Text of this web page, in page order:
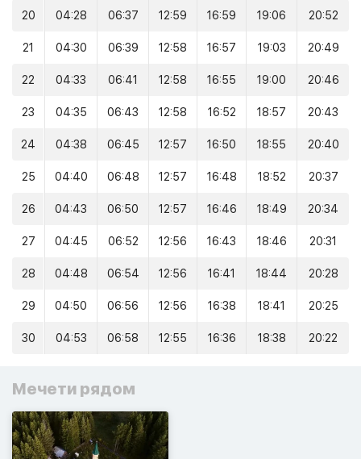
20 04:28 06:37 12:59 16:59 19:06 20:52
21 04:30 06:39 12:58 16:57 19:03 20:49
22 04:33 06:41 12:58 16:55 19:00 20:46
23 04:35 06:43 12:58 16:52 18:57 20:43
24 04:38 06:45 12:57 16:50 18:55 20:40
25 04:40 06:48 12:57 16:48 18:52 20:37
26 04:43 06:50 12:57 16:46 18:49 20:34
27 04:45 06:52 12:56 16:43 18:46 20:31
28 04:48 06:54 12:56 16:41 18:44 20:28
29 04:50 06:56 12:56 16:38 18:41 20:25
30 04:53 06:58 12:55 16:36 18:38 20:22
Мечети рядом